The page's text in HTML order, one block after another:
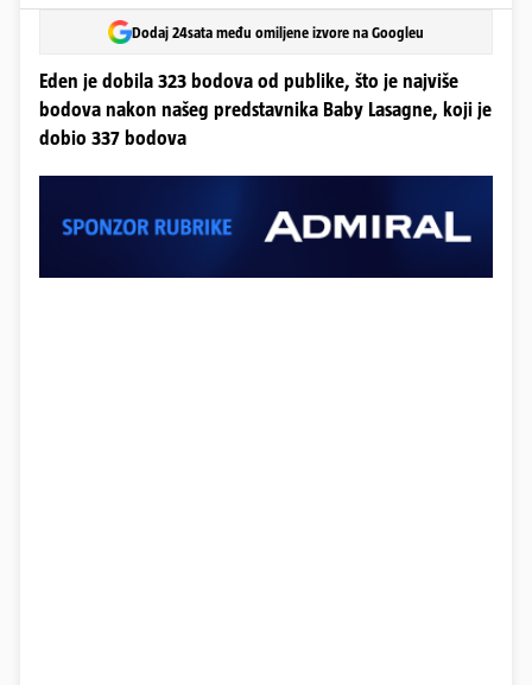
Dodaj 24sata među omiljene izvore na Googleu
Eden je dobila 323 bodova od publike, što je najviše
bodova nakon našeg predstavnika Baby Lasagne, koji je
dobio 337 bodova